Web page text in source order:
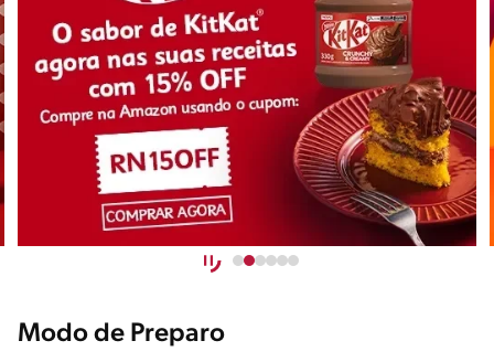
Modo de Preparo